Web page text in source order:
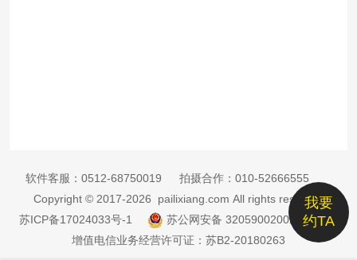
我要
约TA
软件客服： 0512-68750019 拍摄合作： 010-52666555
Copyright © 2017-2026 pailixiang.com All rights reserved
苏ICP备17024033号-1
苏公网安备 32059002002885号
增值电信业务经营许可证：苏B2-20180263